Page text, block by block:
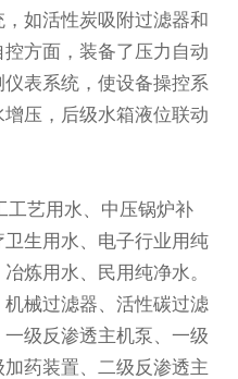
如活性炭吸附过滤器和
方面，装备了压力自动
表系统，使设备操控系
压，后级水箱液位联动
艺用水、中压锅炉补
生用水、电子行业用纯
炼用水、民用纯净水。
械过滤器、活性碳过滤
级反渗透主机泵、一级
药装置、二级反渗透主